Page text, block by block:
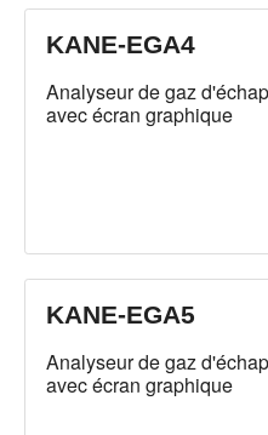
KANE-EGA4
Analyseur de gaz
avec écran graphique
KANE-EGA5
Analyseur de gaz
avec écran graphique